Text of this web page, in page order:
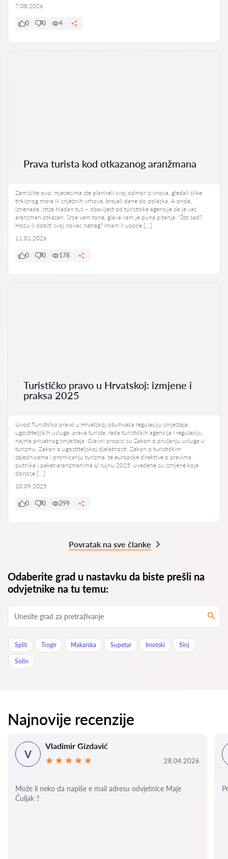
7.08.2026
0 0 4
Prava turista kod otkazanog aranžmana
Zamislite ovo: mjesecima ste planirali svoj odmor iz snova, gledali slike
tirkiznog mora ili snježnih vrhova, brojali dane do polaska. A onda,
iznenada, stiže hladan tuš – obavijest od turističke agencije da je vaš
aranžman otkazan. Srce vam tone, glava vam je puna pitanja: “Što sad?
Hoću li dobiti svoj novac natrag? Imam li uopće […]
11.01.2026
0 0 178
Turističko pravo u Hrvatskoj: izmjene i
praksa 2025
Uvod Turističko pravo u Hrvatskoj obuhvaća regulaciju smještaja,
ugostiteljskih usluga, prava turista, rada turističkih agencija i regulaciju
najma privatnog smještaja. Glavni propisi su Zakon o pružanju usluga u
turizmu, Zakon o ugostiteljskoj djelatnosti, Zakon o turističkim
zajednicama i promicanju turizma, te europske direktive o pravima
putnika i paket-aranžmanima.U rujnu 2025. uvedene su izmjene koje
donose […]
10.09.2025
0 0 299
Povratak na sve članke
Odaberite grad u nastavku da biste prešli na
odvjetnike na tu temu:
Split Trogir Makarska Supetar Imotski Sinj
Solin
Najnovije recenzije
V
Vladimir Gizdavić
28.04.2026
Može li neko da napiše e mail adresu odvjetnice Maje
Čuljak ?